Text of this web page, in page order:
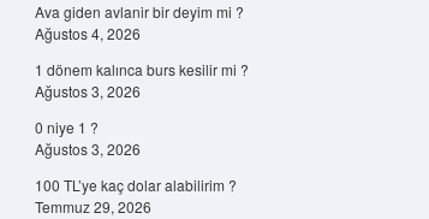
Ava giden avlanir bir deyim mi ?
Ağustos 4, 2026
1 dönem kalınca burs kesilir mi ?
Ağustos 3, 2026
0 niye 1 ?
Ağustos 3, 2026
100 TL’ye kaç dolar alabilirim ?
Temmuz 29, 2026